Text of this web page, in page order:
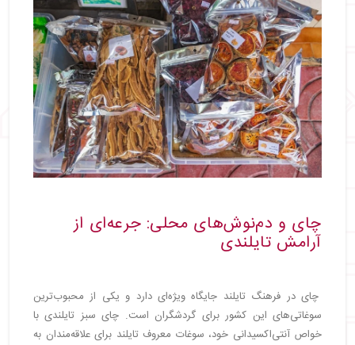
چای و دم‌نوش‌های محلی: جرعه‌ای از
آرامش تایلندی
چای در فرهنگ تایلند جایگاه ویژه‌ای دارد و یکی از محبوب‌ترین
سوغاتی‌های این کشور برای گردشگران است. چای سبز تایلندی با
خواص آنتی‌اکسیدانی خود، سوغات معروف تایلند برای علاقه‌مندان به